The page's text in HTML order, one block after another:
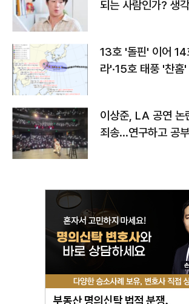
되는 사람인가? 생
13호 '돌핀' 이어 14
라'·15호 태풍 '찬
이상준, LA 공연 논
죄송…연구하고 공